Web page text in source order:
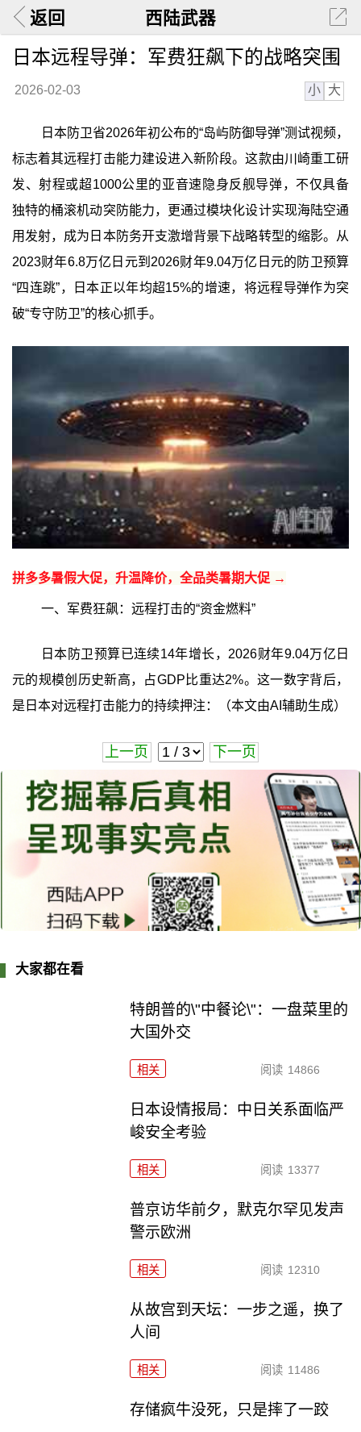
返回 西陆武器
日本远程导弹：军费狂飙下的战略突围
2026-02-03 小 大
日本防卫省2026年初公布的“岛屿防御导弹”测试视频，
标志着其远程打击能力建设进入新阶段。这款由川崎重工研
发、射程或超1000公里的亚音速隐身反舰导弹，不仅具备
独特的桶滚机动突防能力，更通过模块化设计实现海陆空通
用发射，成为日本防务开支激增背景下战略转型的缩影。从
2023财年6.8万亿日元到2026财年9.04万亿日元的防卫预算
“四连跳”，日本正以年均超15%的增速，将远程导弹作为突
破“专守防卫”的核心抓手。
拼多多暑假大促，升温降价，全品类暑期大促 →
一、军费狂飙：远程打击的“资金燃料”
日本防卫预算已连续14年增长，2026财年9.04万亿日
元的规模创历史新高，占GDP比重达2%。这一数字背后，
是日本对远程打击能力的持续押注：（本文由AI辅助生成）
上一页 下一页
大家都在看
特朗普的\"中餐论\"：一盘菜里的
大国外交
相关 阅读 14866
日本设情报局：中日关系面临严
峻安全考验
相关 阅读 13377
普京访华前夕，默克尔罕见发声
警示欧洲
相关 阅读 12310
从故宫到天坛：一步之遥，换了
人间
相关 阅读 11486
存储疯牛没死，只是摔了一跤